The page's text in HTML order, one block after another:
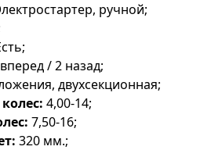
ручной;
/ 2 назад;
двухсекционная;
4,00-14;
7,50-16;
320 мм.;